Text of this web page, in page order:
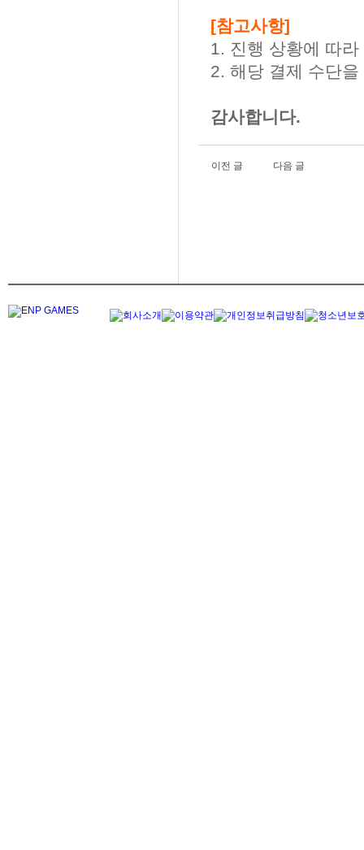
[참고사항]
1. 진행 상황에 따
2. 해당 결제 수단
감사합니다.
이전 글 다음 글